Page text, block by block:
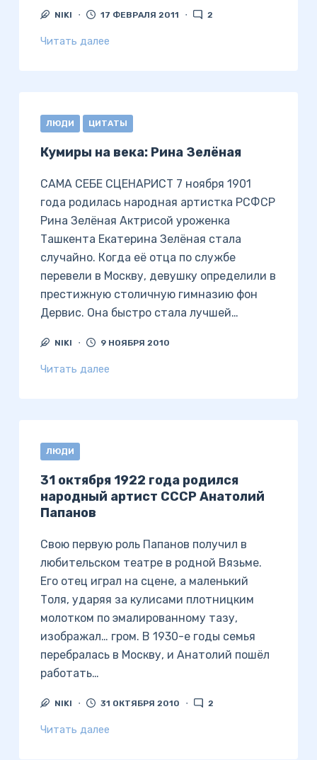
NIKI 17 ФЕВРАЛЯ 2011 2
Читать далее
ЛЮДИ ЦИТАТЫ
Кумиры на века: Рина Зелёная
САМА СЕБЕ СЦЕНАРИСТ 7 ноября 1901
года родилась народная артистка РСФСР
Рина Зелёная Актрисой уроженка
Ташкента Екатерина Зелёная стала
случайно. Когда её отца по службе
перевели в Москву, девушку определили в
престижную столичную гимназию фон
Дервис. Она быстро стала лучшей…
NIKI 9 НОЯБРЯ 2010
Читать далее
ЛЮДИ
31 октября 1922 года родился
народный артист СССР Анатолий
Папанов
Свою первую роль Папанов получил в
любительском театре в родной Вязьме.
Его отец играл на сцене, а маленький
Толя, ударяя за кулисами плотницким
молотком по эмалированному тазу,
изображал… гром. В 1930-е годы семья
перебралась в Москву, и Анатолий пошёл
работать…
NIKI 31 ОКТЯБРЯ 2010 2
Читать далее